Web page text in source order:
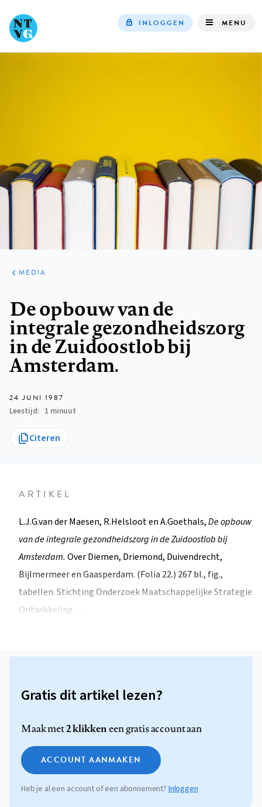
INLOGGEN MENU
ARTIKELEN
VARIA
MEDIA
De opbouw van de
integrale gezondheidszorg
in de Zuidoostlob bij
Amsterdam.
24 JUNI 1987
Leestijd
1 minuut
Citeren
ARTIKEL
L.J.G.van der Maesen, R.Helsloot en A.Goethals,De opbouw
van de integrale gezondheidszorg in de Zuidoostlob bij
Amsterdam. Over Diemen, Driemond, Duivendrecht,
Bijlmermeer en Gaasperdam. (Folia 22.) 267 bl., fig.,
tabellen. Stichting Onderzoek Maatschappelijke Strategie
Ontwikkeling…
Gratis dit artikel lezen?
Maak met2 klikkeneen gratis account aan
ACCOUNT AANMAKEN
Heb je al een account of een abonnement? Inloggen